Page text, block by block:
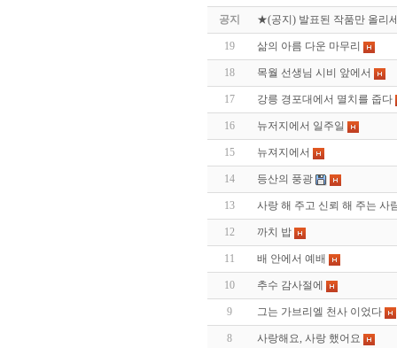
공지 ★(공지) 발표된 작품만 올리
19 삶의 아름 다운 마무리
18 목월 선생님 시비 앞에서
17 강릉 경포대에서 멸치를 줍다
16 뉴저지에서 일주일
15 뉴져지에서
14 등산의 풍광
13 사랑 해 주고 신뢰 해 주는 사
12 까치 밥
11 배 안에서 예배
10 추수 감사절에
9 그는 가브리엘 천사 이었다
8 사랑해요, 사랑 했어요